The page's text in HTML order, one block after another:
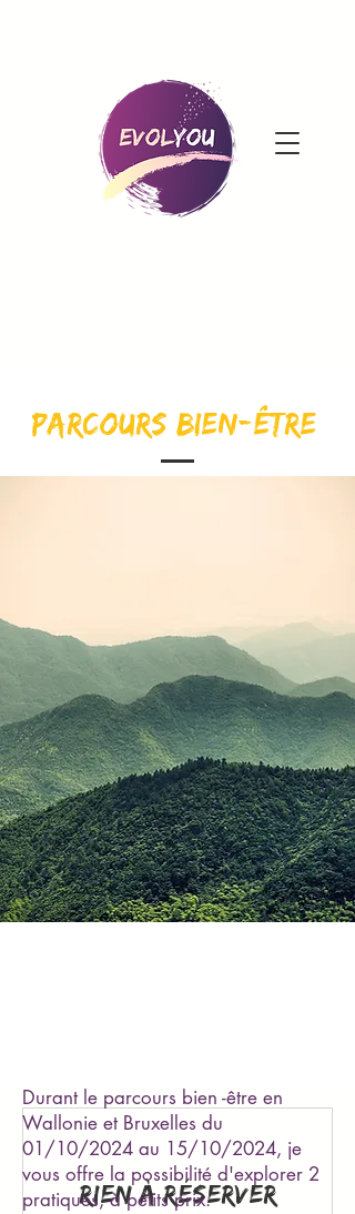
parcours bien-être
Rien à réserver
Durant le parcours bien -être en
Wallonie et Bruxelles du
01/10/2024 au 15/10/2024, je
vous offre la possibilité d'explorer 2
pratiques, à petits prix.